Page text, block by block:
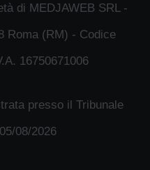
di MEDJAWEB SRL -
Roma (RM) - Codice
16750671006
presso il Tribunale
08/2026